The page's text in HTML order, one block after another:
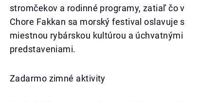
stromčekov a rodinné programy, zatiaľ čo v
Chore Fakkan sa morský festival oslavuje s
miestnou rybárskou kultúrou a úchvatnými
predstaveniami.
Zadarmo zimné aktivity